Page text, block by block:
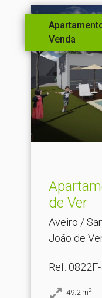
Venda
de Ver
Aveiro /
João de
Ref:
49.2 m2